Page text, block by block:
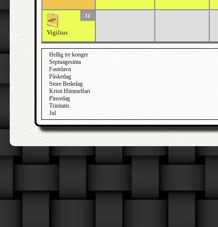
31
Vigilius
Hellig tre konger
Septuagesima
Fastelavn
Påskedag
Store Bededag
Kristi Himmelfart
Pinsedag
Trinitatis
Jul